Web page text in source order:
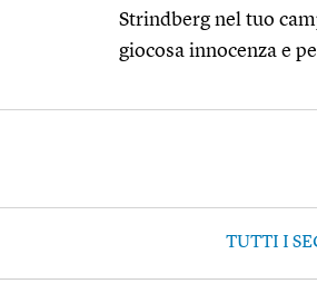
Strindberg nel tuo
giocosa innocenza e
TUTTI I